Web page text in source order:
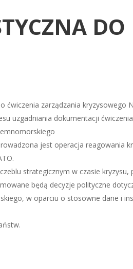
DO
zarządzania kryzysowego
uzgadniania dokumentacji
jest operacja reagowania
strategicznym w czasie
będą decyzje polityczne
w oparciu o stosowne dane i